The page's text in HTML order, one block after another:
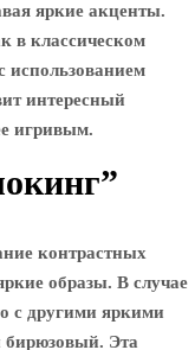
яркие акценты.
в классическом
использованием
интересный
игривым.
контрастных
образы. В случае
с другими яркими
бирюзовый. Эта